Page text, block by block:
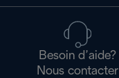
Besoin d’aide?
Nous contacter